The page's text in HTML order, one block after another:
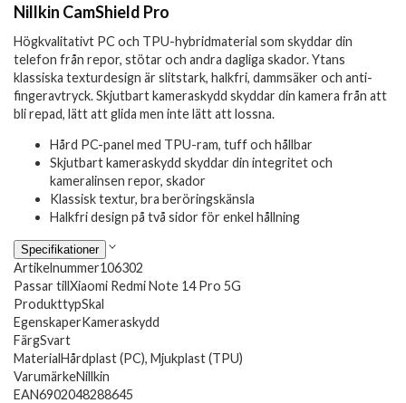
Nillkin CamShield Pro
Högkvalitativt PC och TPU-hybridmaterial som skyddar din
telefon från repor, stötar och andra dagliga skador. Ytans
klassiska texturdesign är slitstark, halkfri, dammsäker och anti-
fingeravtryck. Skjutbart kameraskydd skyddar din kamera från att
bli repad, lätt att glida men inte lätt att lossna.
Hård PC-panel med TPU-ram, tuff och hållbar
Skjutbart kameraskydd skyddar din integritet och
kameralinsen repor, skador
Klassisk textur, bra beröringskänsla
Halkfri design på två sidor för enkel hållning
Specifikationer
Artikelnummer106302
Passar tillXiaomi Redmi Note 14 Pro 5G
ProdukttypSkal
EgenskaperKameraskydd
FärgSvart
MaterialHårdplast (PC), Mjukplast (TPU)
VarumärkeNillkin
EAN6902048288645